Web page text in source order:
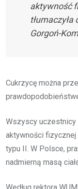
aktywność
Gorgoń-
Cukrzycę można
Wszyscy uczestnicy
aktywności
typu II. W Polsce,
nadmierną masą